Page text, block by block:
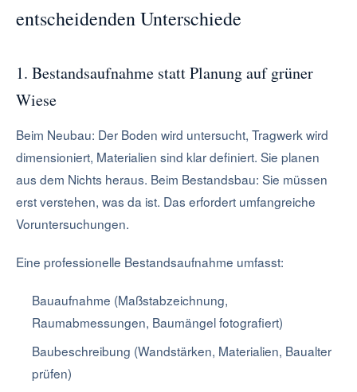
entscheidenden Unterschiede
1. Bestandsaufnahme statt Planung auf grüner
Wiese
Beim Neubau: Der Boden wird untersucht, Tragwerk wird
dimensioniert, Materialien sind klar definiert. Sie planen
aus dem Nichts heraus. Beim Bestandsbau: Sie müssen
erst verstehen, was da ist. Das erfordert umfangreiche
Voruntersuchungen.
Eine professionelle Bestandsaufnahme umfasst:
Bauaufnahme (Maßstabzeichnung,
Raumabmessungen, Baumängel fotografiert)
Baubeschreibung (Wandstärken, Materialien, Baualter
prüfen)